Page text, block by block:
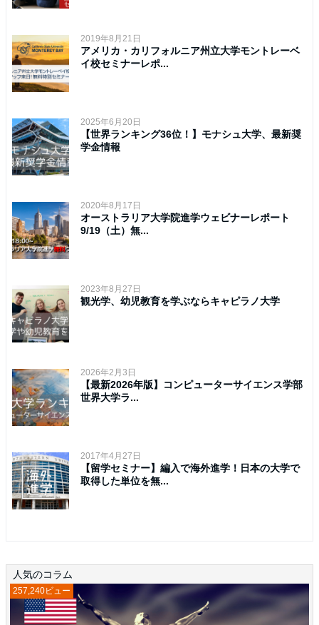
2019年8月21日
アメリカ・カリフォルニア州立大学モントレーベ
イ校セミナーレポ...
2025年6月20日
【世界ランキング36位！】モナシュ大学、最新奨
学金情報
2020年8月17日
オーストラリア大学院進学ウェビナーレポート
9/19（土）無...
2023年8月27日
観光学、幼児教育を学ぶならキャピラノ大学
2026年2月3日
【最新2026年版】コンピューターサイエンス学部
世界大学ラ...
2017年4月27日
【留学セミナー】編入で海外進学！日本の大学で
取得した単位を無...
人気のコラム
257,240ビュー